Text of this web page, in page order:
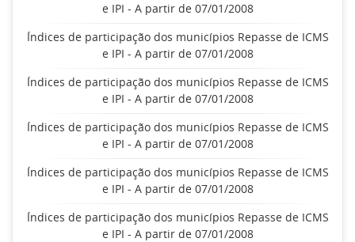
e IPI - A partir de 07/01/2008
Índices de participação dos municípios Repasse de ICMS
e IPI - A partir de 07/01/2008
Índices de participação dos municípios Repasse de ICMS
e IPI - A partir de 07/01/2008
Índices de participação dos municípios Repasse de ICMS
e IPI - A partir de 07/01/2008
Índices de participação dos municípios Repasse de ICMS
e IPI - A partir de 07/01/2008
Índices de participação dos municípios Repasse de ICMS
e IPI - A partir de 07/01/2008